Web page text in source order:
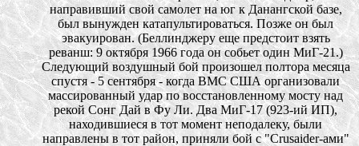
направивший свой самолет на юг к Данангской базе,
был вынужден катапультироваться. Позже он был
эвакуирован. (Беллинджеру еще предстоит взять
реванш: 9 октября 1966 года он собьет один МиГ-21.)
Следующий воздушный бой произошел полтора месяца
спустя - 5 сентября - когда ВМС США организовали
массированный удар по восстановленному мосту над
рекой Сонг Дай в Фу Ли. Два МиГ-17 (923-ий ИП),
находившиеся в тот момент неподалеку, были
направлены в тот район, приняли бой с "Crusaider-ами"